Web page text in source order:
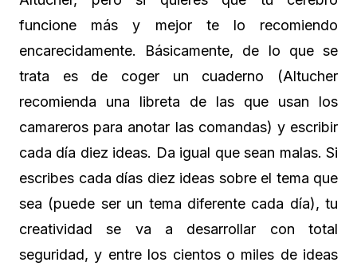
funcione más y mejor te lo recomiendo
encarecidamente. Básicamente, de lo que se
trata es de coger un cuaderno (Altucher
recomienda una libreta de las que usan los
camareros para anotar las comandas) y escribir
cada día diez ideas. Da igual que sean malas. Si
escribes cada días diez ideas sobre el tema que
sea (puede ser un tema diferente cada día), tu
creatividad se va a desarrollar con total
seguridad, y entre los cientos o miles de ideas